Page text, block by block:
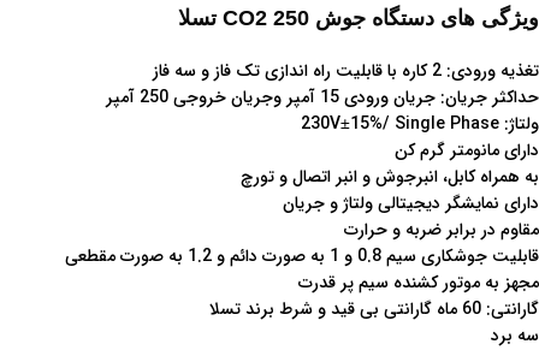
ویژگی های دستگاه جوش CO2 250 تسلا
تغذیه ورودی: 2 کاره با قابلیت راه اندازی تک فاز و سه فاز
حداکثر جریان: جریان ورودی 15 آمپر وجریان خروجی 250 آمپر
ولتاژ: 230V±15%/ Single Phase
دارای مانومتر گرم کن
به همراه کابل، انبرجوش و انبر اتصال و تورچ
دارای نمایشگر دیجیتالی ولتاژ و جریان
مقاوم در برابر ضربه و حرارت
قابلیت جوشکاری سیم 0.8 و 1 به صورت دائم و 1.2 به صورت مقطعی
مجهز به موتور کشنده سیم پر قدرت
گارانتی: 60 ماه گارانتی بی قید و شرط برند تسلا
سه برد